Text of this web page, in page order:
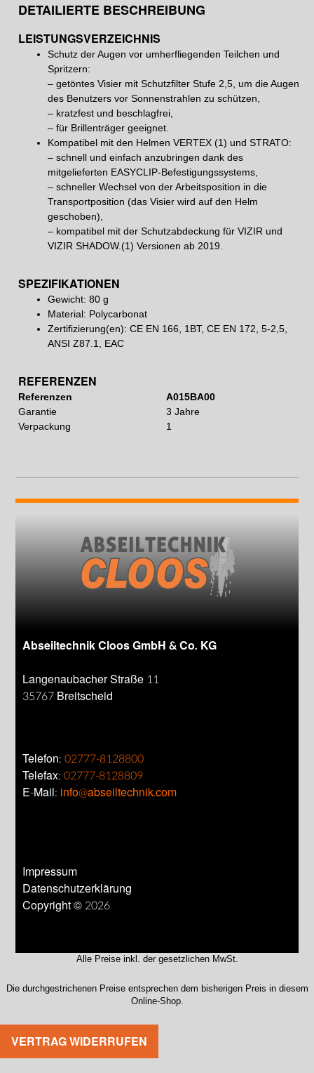
DETAILIERTE BESCHREIBUNG
LEISTUNGSVERZEICHNIS
Schutz der Augen vor umherfliegenden Teilchen und
Spritzern:
– getöntes Visier mit Schutzfilter Stufe 2,5, um die Augen
des Benutzers vor Sonnenstrahlen zu schützen,
– kratzfest und beschlagfrei,
– für Brillenträger geeignet.
Kompatibel mit den Helmen VERTEX (1) und STRATO:
– schnell und einfach anzubringen dank des
mitgelieferten EASYCLIP-Befestigungssystems,
– schneller Wechsel von der Arbeitsposition in die
Transportposition (das Visier wird auf den Helm
geschoben),
– kompatibel mit der Schutzabdeckung für VIZIR und
VIZIR SHADOW.(1) Versionen ab 2019.
SPEZIFIKATIONEN
Gewicht: 80 g
Material: Polycarbonat
Zertifizierung(en): CE EN 166, 1BT, CE EN 172, 5-2,5,
ANSI Z87.1, EAC
REFERENZEN
Referenzen
A015BA00
Garantie
3 Jahre
Verpackung
1
Abseiltechnik Cloos GmbH & Co. KG
Langenaubacher Straße 11
35767 Breitscheid
Telefon:02777-8128800
Telefax:02777-8128809
E-Mail: info@abseiltechnik.com
Impressum
Datenschutzerklärung
Copyright © 2026
Alle Preise inkl. der gesetzlichen MwSt.
Die durchgestrichenen Preise entsprechen dem bisherigen Preis in diesem
Online-Shop.
VERTRAG WIDERRUFEN